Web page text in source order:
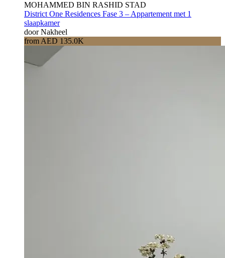
MOHAMMED BIN RASHID STAD
District One Residences Fase 3 – Appartement met 1
slaapkamer
door Nakheel
from AED 135.0K